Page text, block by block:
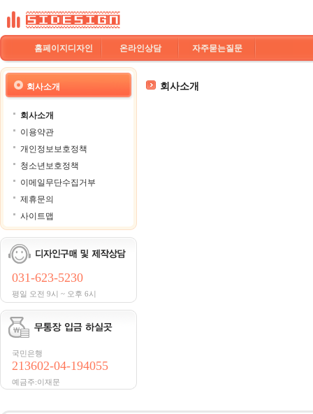
홈페이지디자인 온라인상담 자주묻는질문
회사소개
회사소개
이용약관
개인정보보호정책
청소년보호정책
이메일무단수집거부
제휴문의
사이트맵
031-623-5230
평일 오전 9시 ~ 오후 6시
국민은행
213602-04-194055
예금주:이재문
회사소개